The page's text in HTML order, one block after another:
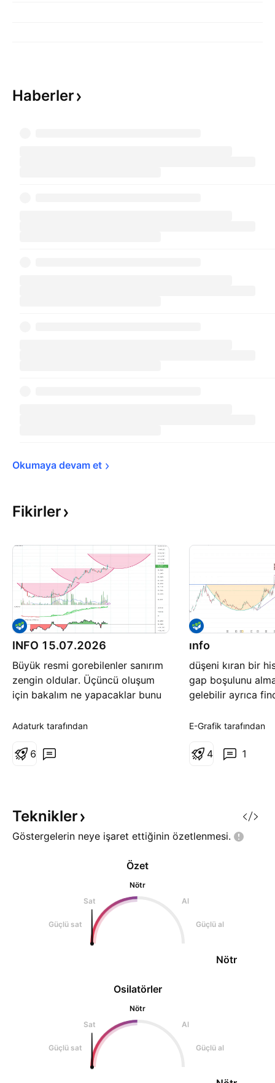
Haberler
Okumaya devam et
Fikirler
INFO 15.07.2026
Büyük resmi gorebilenler sanırım
zengin oldular. Üçüncü oluşum
için bakalım ne yapacaklar bunu
Adaturk tarafından
6
ınfo
düşeni kıran bir
gap boşulunu
gelebilir ayrıca
ytd.
E-Grafik tarafından
1
4
Teknikler
Göstergelerin neye işaret ettiğinin özetlenmesi.
Osilatörler
Nötr
Sat
Al
Güçlü sat Güçlü al
Özet
Nötr
Sat
Al
Güçlü sat Güçlü al
Nötr